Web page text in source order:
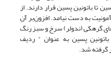
تا باتونین پسین قرار دارند. از
به دست نیامد. افزون‌بر آن
شامل آهک‌های گرهکی (ندولر) سرخ و سبز رنگ
پسین به عنوان " ردیف
گرفته شد.